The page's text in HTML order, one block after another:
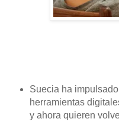
Suecia ha
herramientas
y ahora quieren